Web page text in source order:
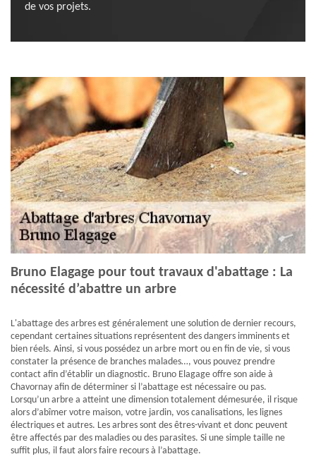
de vos projets.
Bruno Elagage pour tout travaux d'abattage : La
nécessité d’abattre un arbre
L'abattage des arbres est généralement une solution de dernier recours,
cependant certaines situations représentent des dangers imminents et
bien réels. Ainsi, si vous possédez un arbre mort ou en fin de vie, si vous
constater la présence de branches malades…, vous pouvez prendre
contact afin d’établir un diagnostic. Bruno Elagage offre son aide à
Chavornay afin de déterminer si l’abattage est nécessaire ou pas.
Lorsqu’un arbre a atteint une dimension totalement démesurée, il risque
alors d’abîmer votre maison, votre jardin, vos canalisations, les lignes
électriques et autres. Les arbres sont des êtres-vivant et donc peuvent
être affectés par des maladies ou des parasites. Si une simple taille ne
suffit plus, il faut alors faire recours à l’abattage.